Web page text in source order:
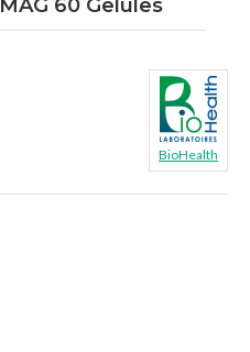
60 Gelules
BioHealth